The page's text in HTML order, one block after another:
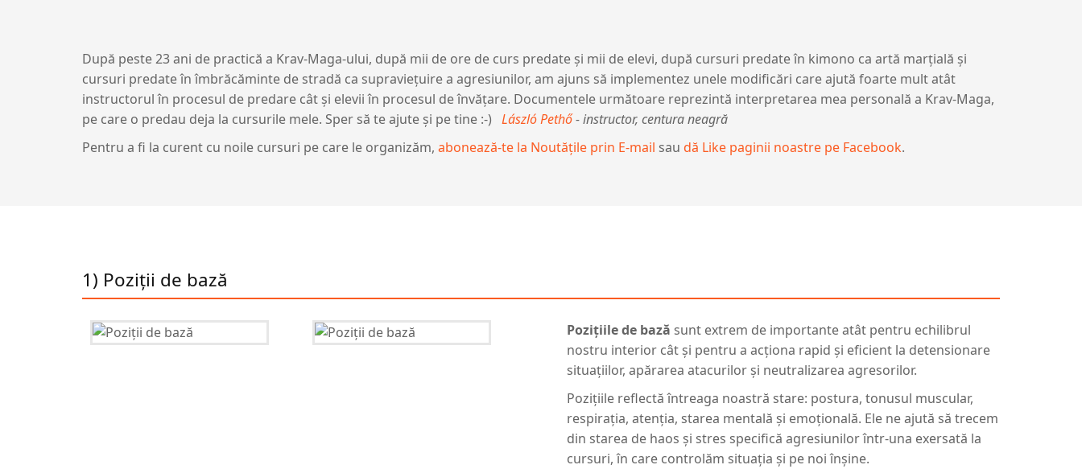
După peste 23 ani de practică a Krav-Maga-ului, după mii de ore de curs predate și mii de elevi, după cursuri predate în kimono ca artă marțială și
cursuri predate în îmbrăcăminte de stradă ca supraviețuire a agresiunilor, am ajuns să implementez unele modificări care ajută foarte mult atât
instructorul în procesul de predare cât și elevii în procesul de învățare. Documentele următoare reprezintă interpretarea mea personală a Krav-Maga,
pe care o predau deja la cursurile mele. Sper să te ajute și pe tine :-) László Pethő- instructor, centura neagră
Pentru a fi la curent cu noile cursuri pe care le organizăm, abonează-te la Noutățile prin E-mail sau dă Like paginii noastre pe Facebook.
1) Poziții de bază
Pozițiile de bază sunt extrem de importante atât pentru echilibrul
nostru interior cât și pentru a acționa rapid și eficient la detensionare
situațiilor, apărarea atacurilor și neutralizarea agresorilor.
Pozițiile reflectă întreaga noastră stare: postura, tonusul muscular,
respirația, atenția, starea mentală și emoțională. Ele ne ajută să trecem
din starea de haos și stres specifică agresiunilor într-una exersată la
cursuri, în care controlăm situația și pe noi înșine.